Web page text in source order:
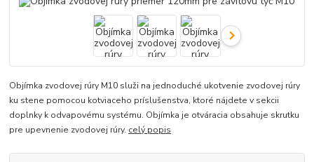
Objímka zvodovej rúry M10 služi na jednoduché ukotvenie zvodovej rúry
ku stene pomocou kotviaceho príslušenstva, ktoré nájdete v sekcii
doplnky k odvapovému systému. Objímka je otváracia obsahuje skrutku
pre upevnenie zvodovej rúry. celý popis